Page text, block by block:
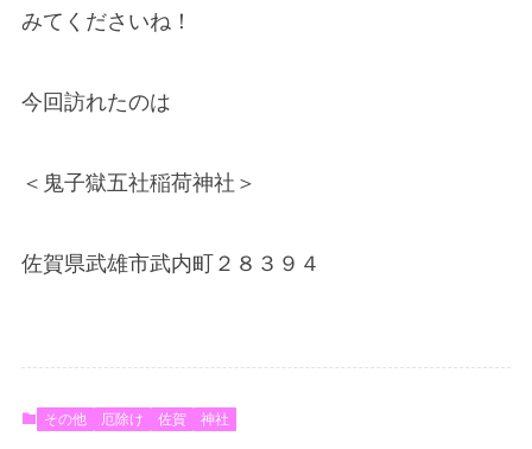
みてくださいね！
今回訪れたのは
＜鬼子獄五社稲荷神社＞
佐賀県武雄市武内町２８３９４
その他 厄除け 佐賀 神社